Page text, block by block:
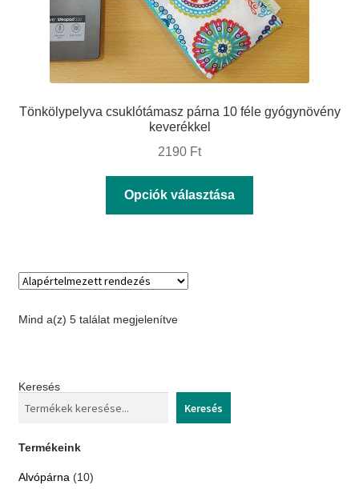
Tönkölypelyva csuklótámasz párna 10 féle gyógynövény
keverékkel
2190 Ft
Opciók választása
Mind a(z) 5 találat megjelenítve
Keresés
Keresés
Termékeink
Alvópárna 1010
termék